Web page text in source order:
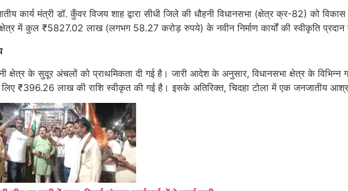
कार्य मंत्री डॉ. कुँवर विजय शाह द्वारा सीधी जिले की धौहनी विधानसभा (क्षेत्र क्र-82) को
में कुल ₹5827.02 लाख (लगभग 58.27 करोड़ रुपये) के नवीन निर्माण कार्यों की स्वीकृति प्रदान
क्षेत्र के सुदूर अंचलों को प्राथमिकता दी गई है। जारी आदेश के अनुसार, विधानसभा क्षेत्र के विभिन्न
₹396.26 लाख की राशि स्वीकृत की गई है। इसके अतिरिक्त, चिदहा टोला में एक जनजातीय